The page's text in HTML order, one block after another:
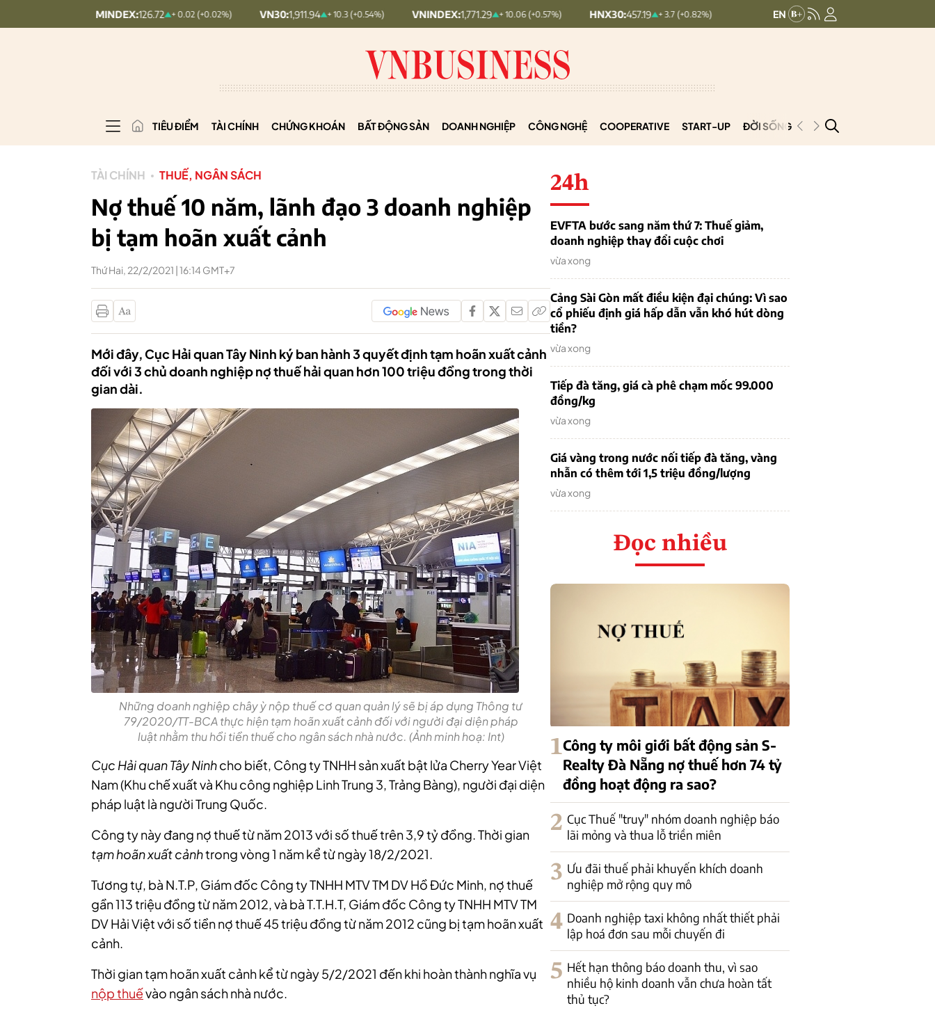
126.72 + 0.02 (+0.02%) VN30: 1,911.94 + 10.3 (+0.54%) VNINDEX: 1,771.29 + 10.06 (+0.57%) HNX30: 457.19 + 3.7 (+0.82%) HNXINDEX: + 0.8 (+0.27%)
TIÊU ĐIỂM TÀI CHÍNH CHỨNG KHOÁN BẤT ĐỘNG SẢN DOANH NGHIỆP CÔNG NGHỆ COOPERATIVE START-UP ĐỜI SỐNG PODCAST
TÀI CHÍNH THUẾ, NGÂN SÁCH
Nợ thuế 10 năm, lãnh đạo 3 doanh nghiệp
bị tạm hoãn xuất cảnh
Thứ Hai, 22/2/2021 | 16:14 GMT+7
Mới đây, Cục Hải quan Tây Ninh ký ban hành 3 quyết định tạm hoãn xuất cảnh
đối với 3 chủ doanh nghiệp nợ thuế hải quan hơn 100 triệu đồng trong thời
gian dài.
Những doanh nghiệp chây ỳ nộp thuế cơ quan quản lý sẽ bị áp dụng Thông tư
79/2020/TT-BCA thực hiện tạm hoãn xuất cảnh đối với người đại diện pháp
luật nhằm thu hồi tiền thuế cho ngân sách nhà nước. (Ảnh minh hoạ: Int)
Cục Hải quan Tây Ninhcho biết, Công ty TNHH sản xuất bật lửa Cherry Year Việt
Nam (Khu chế xuất và Khu công nghiệp Linh Trung 3, Trảng Bàng), người đại diện
pháp luật là người Trung Quốc.
Công ty này đang nợ thuế từ năm 2013 với số thuế trên 3,9 tỷ đồng. Thời gian
tạm hoãn xuất cảnhtrong vòng 1 năm kể từ ngày 18/2/2021.
Tương tự, bà N.T.P, Giám đốc Công ty TNHH MTV TM DV Hồ Đức Minh, nợ thuế
gần 113 triệu đồng từ năm 2012, và bà T.T.H.T, Giám đốc Công ty TNHH MTV TM
DV Hải Việt với số tiền nợ thuế 45 triệu đồng từ năm 2012 cũng bị tạm hoãn xuất
cảnh.
Thời gian tạm hoãn xuất cảnh kể từ ngày 5/2/2021 đến khi hoàn thành nghĩa vụ
nộp thuếvào ngân sách nhà nước.
24h
EVFTA bước sang năm thứ 7: Thuế giảm,
doanh nghiệp thay đổi cuộc chơi
vừa xong
Cảng Sài Gòn mất điều kiện đại chúng: Vì sao
cổ phiếu định giá hấp dẫn vẫn khó hút dòng
tiền?
vừa xong
Tiếp đà tăng, giá cà phê chạm mốc 99.000
đồng/kg
vừa xong
Giá vàng trong nước nối tiếp đà tăng, vàng
nhẫn có thêm tới 1,5 triệu đồng/lượng
vừa xong
Đọc nhiều
1Công ty môi giới bất động sản S-
Realty Đà Nẵng nợ thuế hơn 74 tỷ
đồng hoạt động ra sao?
2 Cục Thuế "truy" nhóm doanh nghiệp báo
lãi mỏng và thua lỗ triền miên
3 Ưu đãi thuế phải khuyến khích doanh
nghiệp mở rộng quy mô
4 Doanh nghiệp taxi không nhất thiết phải
lập hoá đơn sau mỗi chuyến đi
5 Hết hạn thông báo doanh thu, vì sao
nhiều hộ kinh doanh vẫn chưa hoàn tất
thủ tục?